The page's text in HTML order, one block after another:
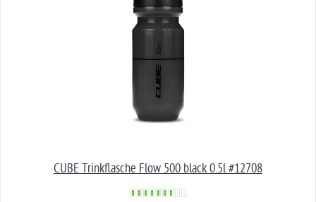
CUBE Trinkflasche Flow 500 black 0.5l #12708